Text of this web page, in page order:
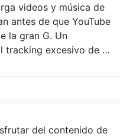
videos y música de
antes de que YouTube
la gran G. Un
tracking excesivo de …
del contenido de